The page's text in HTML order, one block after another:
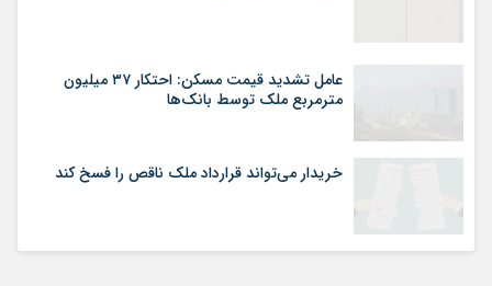
عامل تشدید قیمت مسکن: احتکار ۳۷ میلیون
مترمربع ملک توسط بانک‌ها
خریدار می‌تواند قرارداد ملک ناقص را فسخ کند